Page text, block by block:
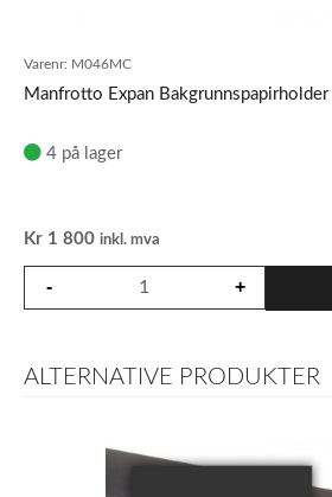
Varenr: M046MC
Manfrotto Expan
4 på lager
Kr 1 800 inkl. mva
ALTERNATIVE PRODUKTER